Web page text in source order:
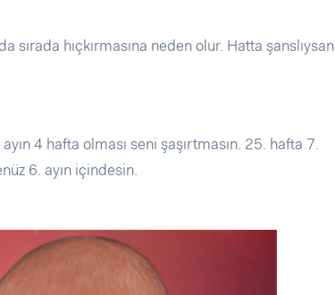
sırada hıçkırmasına neden olur. Hatta şanslıysan
4 hafta olması seni şaşırtmasın. 25. hafta 7.
6. ayın içindesin.